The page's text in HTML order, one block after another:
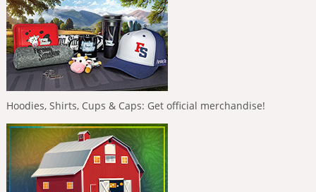
Hoodies, Shirts, Cups & Caps: Get official merchandise!